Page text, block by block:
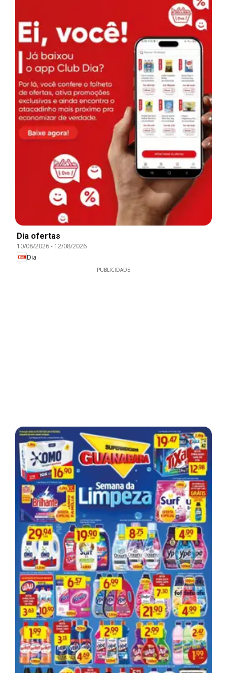
Dia ofertas
10/08/2026- 12/08/2026
Dia
PUBLICIDADE